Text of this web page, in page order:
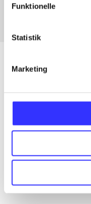
Funktionelle
Statistik
Marketing
...